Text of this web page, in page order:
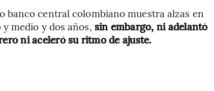
banco central colombiano muestra alzas en
medio y dos años, sin embargo, ni adelantó
ni aceleró su ritmo de ajuste.